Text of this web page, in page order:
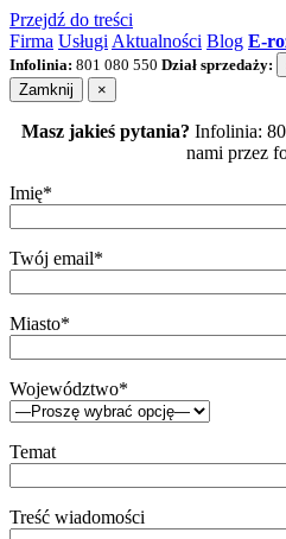
Przejdź do treści
Firma Usługi Aktualności Blog E-
Infolinia: 801 080 550 Dział sprzedaży:
Zamknij
×
Masz jakieś pytania? Infolinia:
nami przez
Imię*
Twój email*
Miasto*
Województwo*
Temat
Treść wiadomości